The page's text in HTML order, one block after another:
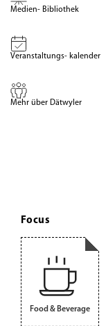
Medien- Bibliothek
Veranstaltungs- kalender
Mehr über Dätwyler
Focus
Food & Beverage